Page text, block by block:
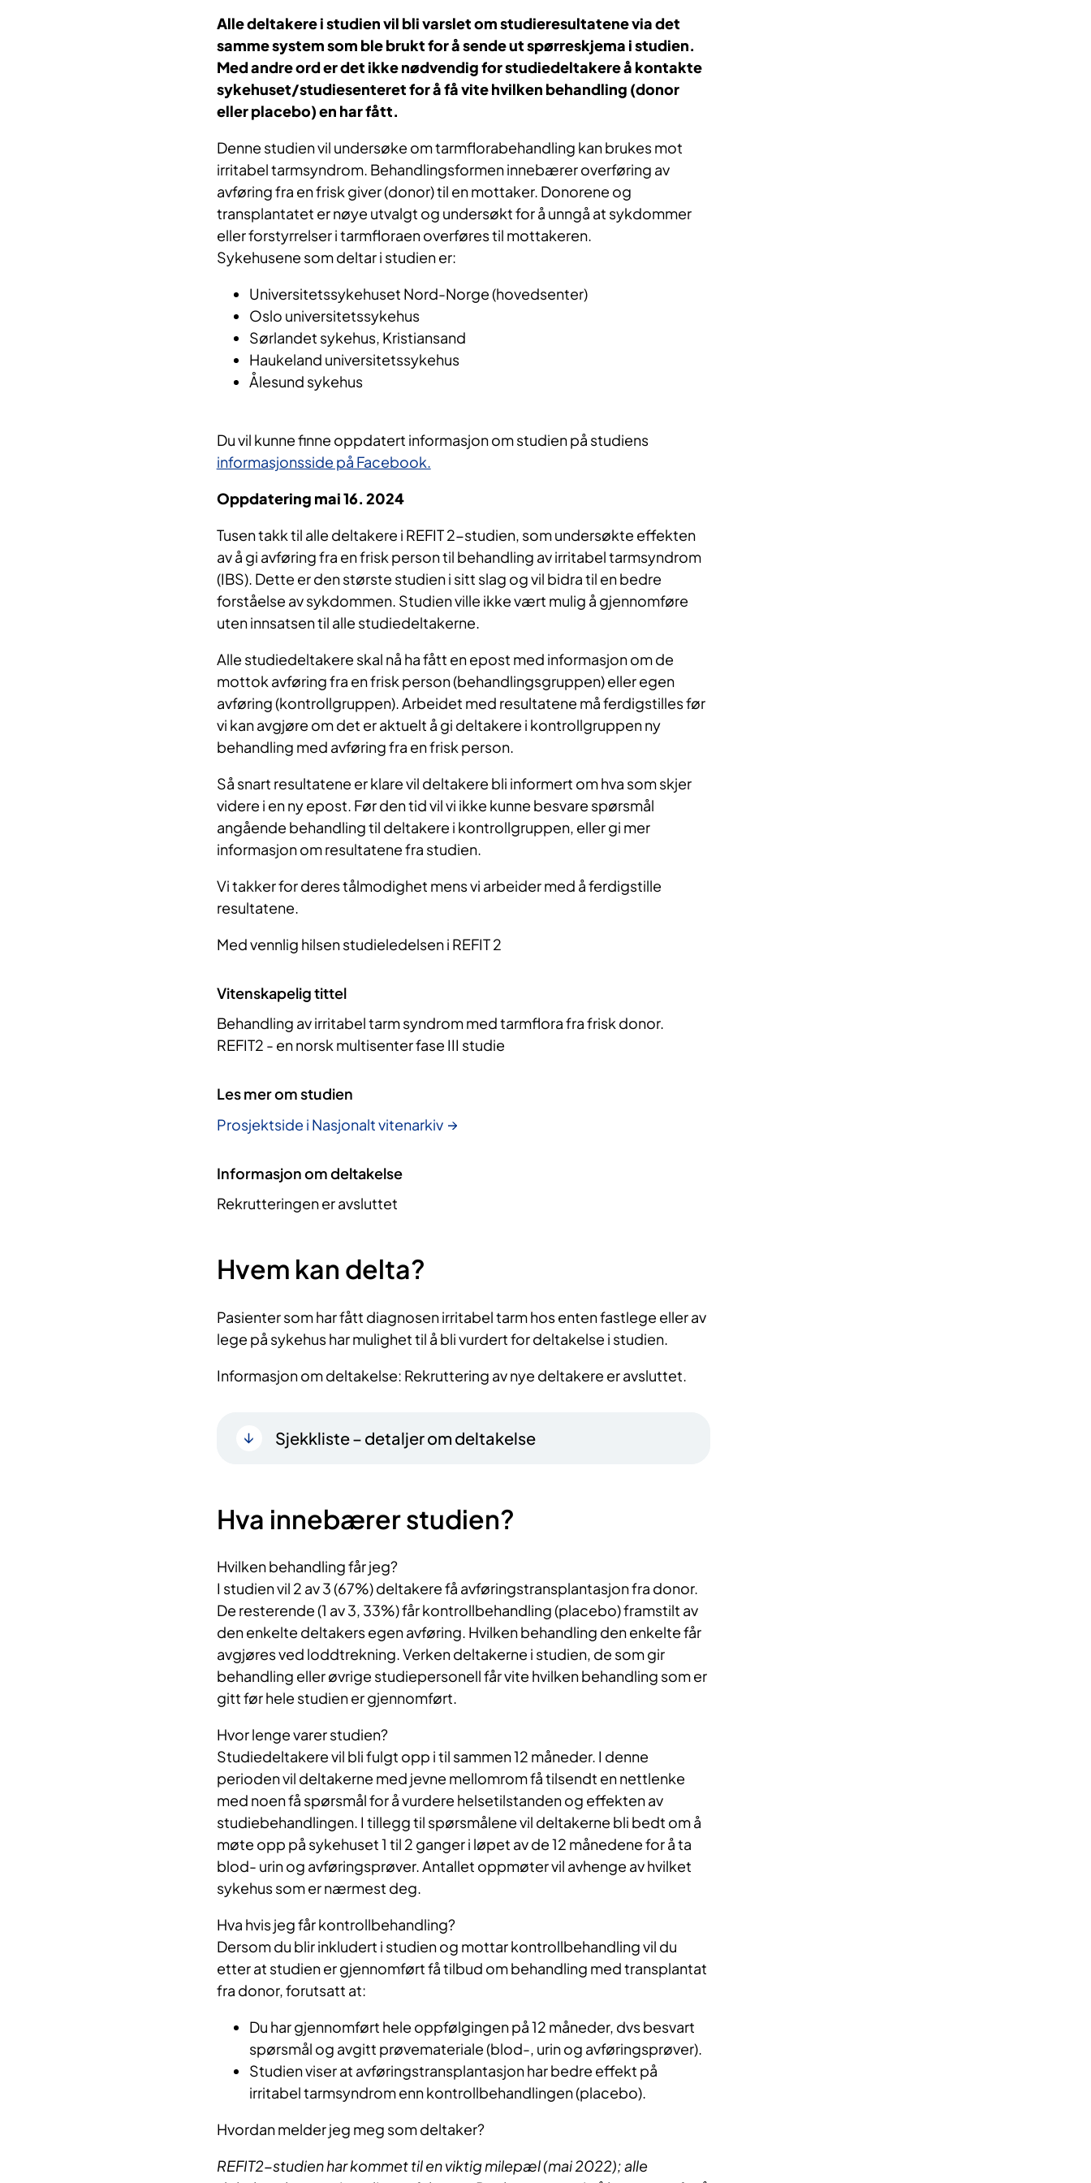
Alle deltakere i studien vil bli varslet om studieresultatene via det
samme system som ble brukt for å sende ut spørreskjema i studien.
Med andre ord er det ikke nødvendig for studiedeltakere å kontakte
sykehuset/studiesenteret for å få vite hvilken behandling (donor
eller placebo) en har fått.
Denne studien vil undersøke om tarmflorabehandling kan brukes mot
irritabel tarmsyndrom. Behandlingsformen innebærer overføring av
avføring fra en frisk giver (donor) til en mottaker. Donorene og
transplantatet er nøye utvalgt og undersøkt for å unngå at sykdommer
eller forstyrrelser i tarmfloraen overføres til mottakeren.
Sykehusene som deltar i studien er:
Universitetssykehuset Nord-Norge (hovedsenter)
Oslo universitetssykehus
Sørlandet sykehus, Kristiansand
Haukeland universitetssykehus
Ålesund sykehus
Du vil kunne finne oppdatert informasjon om studien på studiens
informasjonsside på Facebook.
Oppdatering mai 16. 2024
Tusen takk til alle deltakere i REFIT 2-studien, som undersøkte effekten
av å gi avføring fra en frisk person til behandling av irritabel tarmsyndrom
(IBS). Dette er den største studien i sitt slag og vil bidra til en bedre
forståelse av sykdommen. Studien ville ikke vært mulig å gjennomføre
uten innsatsen til alle studiedeltakerne.
Alle studiedeltakere skal nå ha fått en epost med informasjon om de
mottok avføring fra en frisk person (behandlingsgruppen) eller egen
avføring (kontrollgruppen). Arbeidet med resultatene må ferdigstilles før
vi kan avgjøre om det er aktuelt å gi deltakere i kontrollgruppen ny
behandling med avføring fra en frisk person.
Så snart resultatene er klare vil deltakere bli informert om hva som skjer
videre i en ny epost. Før den tid vil vi ikke kunne besvare spørsmål
angående behandling til deltakere i kontrollgruppen, eller gi mer
informasjon om resultatene fra studien.
Vi takker for deres tålmodighet mens vi arbeider med å ferdigstille
resultatene.
Med vennlig hilsen studieledelsen i REFIT 2
Vitenskapelig tittel
Behandling av irritabel tarm syndrom med tarmflora fra frisk donor.
REFIT2 - en norsk multisenter fase III studie
Les mer om studien
Prosjektside i Nasjonalt vitenarkiv
Informasjon om deltakelse
Rekrutteringen er avsluttet
Hvem kan delta?
Pasienter som har fått diagnosen irritabel tarm hos enten fastlege eller av
lege på sykehus har mulighet til å bli vurdert for deltakelse i studien.
Informasjon om deltakelse: Rekruttering av nye deltakere er avsluttet.
Sjekkliste – detaljer om deltakelse
Hva innebærer studien?
Hvilken behandling får jeg?
I studien vil 2 av 3 (67%) deltakere få avføringstransplantasjon fra donor.
De resterende (1 av 3, 33%) får kontrollbehandling (placebo) framstilt av
den enkelte deltakers egen avføring. Hvilken behandling den enkelte får
avgjøres ved loddtrekning. Verken deltakerne i studien, de som gir
behandling eller øvrige studiepersonell får vite hvilken behandling som er
gitt før hele studien er gjennomført.
Hvor lenge varer studien?
Studiedeltakere vil bli fulgt opp i til sammen 12 måneder. I denne
perioden vil deltakerne med jevne mellomrom få tilsendt en nettlenke
med noen få spørsmål for å vurdere helsetilstanden og effekten av
studiebehandlingen. I tillegg til spørsmålene vil deltakerne bli bedt om å
møte opp på sykehuset 1 til 2 ganger i løpet av de 12 månedene for å ta
blod- urin og avføringsprøver. Antallet oppmøter vil avhenge av hvilket
sykehus som er nærmest deg.
Hva hvis jeg får kontrollbehandling?
Dersom du blir inkludert i studien og mottar kontrollbehandling vil du
etter at studien er gjennomført få tilbud om behandling med transplantat
fra donor, forutsatt at:
Du har gjennomført hele oppfølgingen på 12 måneder, dvs besvart
spørsmål og avgitt prøvemateriale (blod-, urin og avføringsprøver).
Studien viser at avføringstransplantasjon har bedre effekt på
irritabel tarmsyndrom enn kontrollbehandlingen (placebo).
Hvordan melder jeg meg som deltaker?
REFIT2-studien har kommet til en viktig milepæl (mai 2022); alle